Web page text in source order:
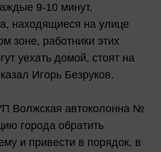
9-10 минут.
находящиеся на улице
зоне, работники этих
уехать домой, стоят на
Игорь Безруков.
Волжская автоколонна №
города обратить
и привести в порядок, в